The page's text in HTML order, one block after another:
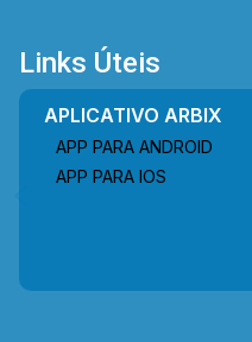
Links Úteis
APLICATIVO ARBIX
APP PARA ANDROID
APP PARA IOS